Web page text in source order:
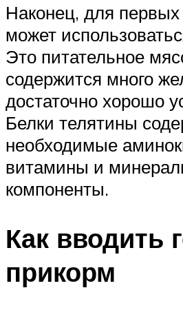
Наконец, для
может
Это питательное
содержится много
достаточно хорошо
Белки телятины
необходимые
витамины и
компоненты.
Как вводить
прикорм